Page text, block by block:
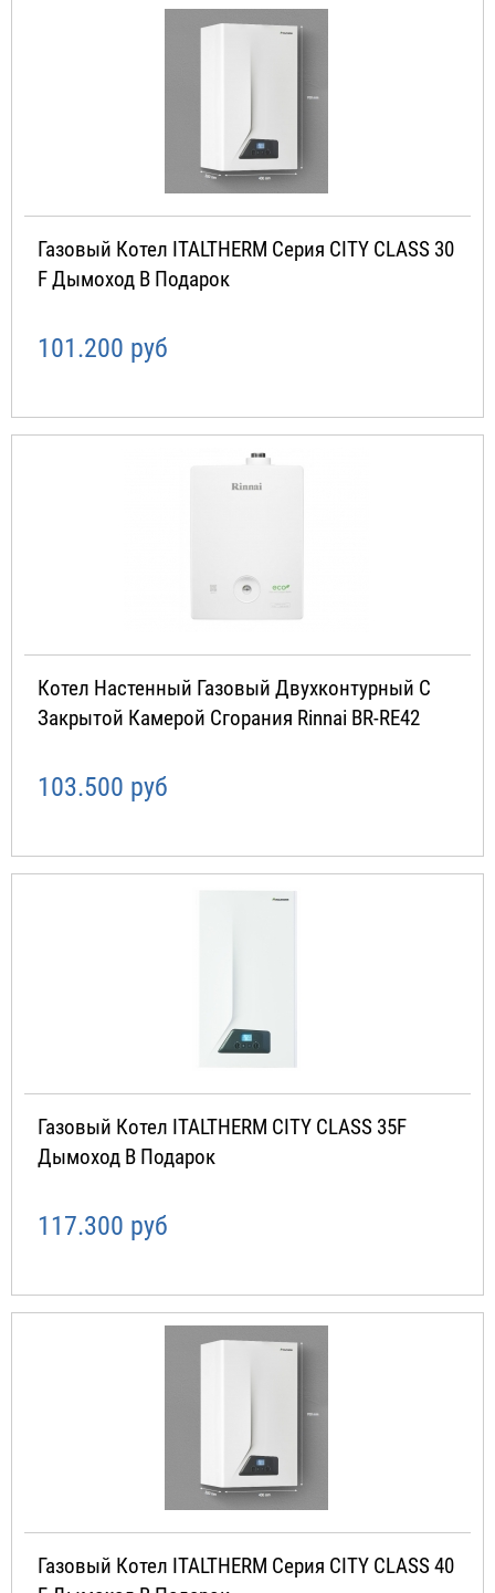
Газовый Котел ITALTHERM Серия CITY CLASS 30
F Дымоход В Подарок
101.200 руб
Котел Настенный Газовый Двухконтурный С
Закрытой Камерой Сгорания Rinnai BR-RE42
103.500 руб
Газовый Котел ITALTHERM CITY CLASS 35F
Дымоход В Подарок
117.300 руб
Газовый Котел ITALTHERM Серия CITY CLASS 40